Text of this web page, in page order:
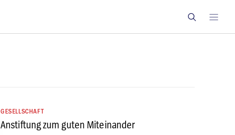
GESELLSCHAFT
Anstiftung zum guten Miteinander